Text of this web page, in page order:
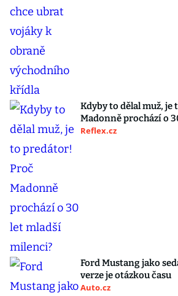
Kdyby to dělal muž,
Madonně prochází o
Reflex.cz
Ford Mustang jako
verze je otázkou času
Auto.cz